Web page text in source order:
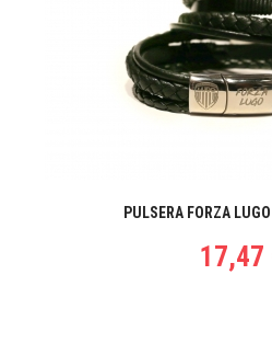
PULSERA FORZA
17,47